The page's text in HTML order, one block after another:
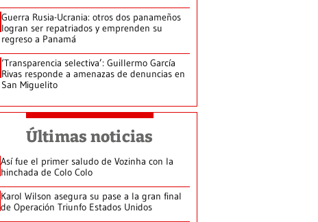
Guerra Rusia-Ucrania: otros dos panameños
logran ser repatriados y emprenden su
regreso a Panamá
‘Transparencia selectiva’: Guillermo García
Rivas responde a amenazas de denuncias en
San Miguelito
Últimas noticias
Así fue el primer saludo de Vozinha con la
hinchada de Colo Colo
Karol Wilson asegura su pase a la gran final
de Operación Triunfo Estados Unidos